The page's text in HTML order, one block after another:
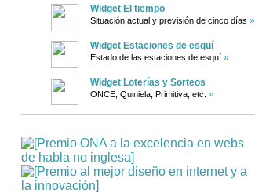
Widget El tiempo
Situación actual y previsión de cinco días »
Widget Estaciones de esquí
Estado de las estaciones de esquí »
Widget Loterías y Sorteos
ONCE, Quiniela, Primitiva, etc. »